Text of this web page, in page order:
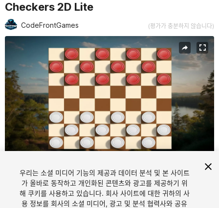
Checkers 2D Lite
CodeFrontGames (평가가 충분하지 않습니다)
현재 슬라이드: 1 / 9
우리는 소셜 미디어 기능의 제공과 데이터 분석 및 본 사이트
가 올바로 동작하고 개인화된 콘텐츠와 광고를 제공하기 위
해 쿠키를 사용하고 있습니다. 회사 사이트에 대한 귀하의 사
용 정보를 회사의 소셜 미디어, 광고 및 분석 협력사와 공유